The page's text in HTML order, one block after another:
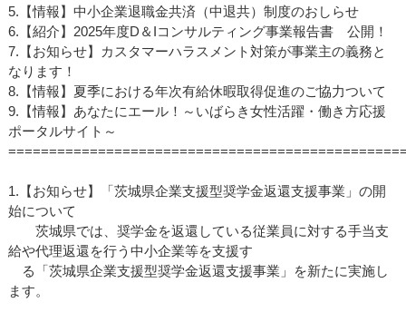
5.【情報】中小企業退職金共済（中退共）制度のおしらせ
6.【紹介】2025年度D＆Iコンサルティング事業報告書 公開！
7.【お知らせ】カスタマーハラスメント対策が事業主の義務と
なります！
8.【情報】夏季における年次有給休暇取得促進のご協力ついて
9.【情報】あなたにエール！～いばらき女性活躍・働き方応援
ポータルサイト～
1.【お知らせ】「茨城県企業支援型奨学金返還支援事業」の開
始について
茨城県では、奨学金を返還している従業員に対する手当支
給や代理返還を行う中小企業等を支援す
る「茨城県企業支援型奨学金返還支援事業」を新たに実施し
ます。